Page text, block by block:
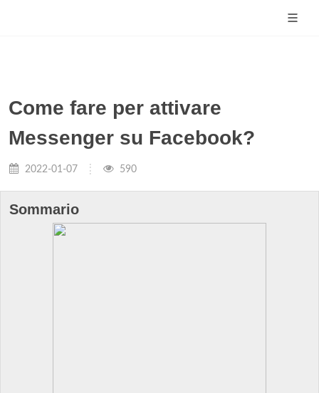
Come fare per attivare
Messenger su Facebook?
2022-01-07 590
Sommario